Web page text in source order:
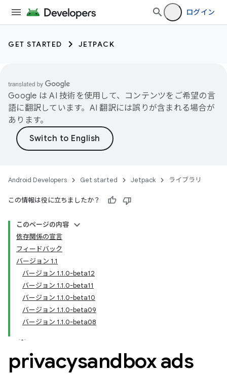
ログイン
GET STARTED JETPACK
Google は AI 技術を使用して、コンテンツをご希望の言
語に翻訳しています。AI 翻訳には誤りが含まれる場合が
あります。
Android Developers Get started Jetpack ライブラリ
この情報は役に立ちましたか？
このページの内容
依存関係の宣言
フィードバック
バージョン 1.1
バージョン 1.1.0-beta12
バージョン 1.1.0-beta11
バージョン 1.1.0-beta10
バージョン 1.1.0-beta09
バージョン 1.1.0-beta08
privacysandbox ads